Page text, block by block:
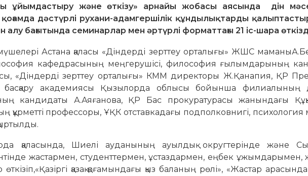
ұйымдастыру және өткізу» арнайы жобасы аясында дін
дәстүрлі рухани-адамгершілік құндылықтарды
алу бағытында семинарлар мен әртүрлі форматтағы 21 іс-шара
Астана қаласы «Діндерді зерттеу орталығы» ЖШС
кафедрасының меңгерушісі, философия ғылымдарының
«Діндерді зерттеу орталығы» КММ директоры Ж.Қанапия, ҚР
басқару академиясы Қызылорда облысы бойынша филиалының
кандидаты А.Аяғанова, ҚР Бас прокуратурасы жанындағы
құрметті профессоры, ҰҚК отставкадағы подполковнигі,
қаласында, Шиелі ауданының ауылдық округтерінде және
жастармен, студенттермен, ұстаздармен, еңбек ұжымдарымен,
қазақ қоғамындағы қыз баланың рөлі», «Жастар